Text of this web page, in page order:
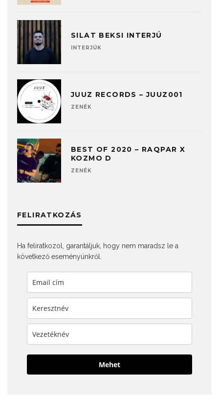
SILAT BEKSI INTERJÚ
INTERJÚK
JUUZ RECORDS – JUUZ001
ZENÉK
BEST OF 2020 – RAQPAR X
KOZMO D
ZENÉK
FELIRATKOZÁS
Ha feliratkozol, garantáljuk, hogy nem maradsz le a
következő eseményünkről.
Mehet